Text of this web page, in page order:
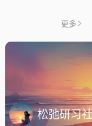
更多
松弛研习社